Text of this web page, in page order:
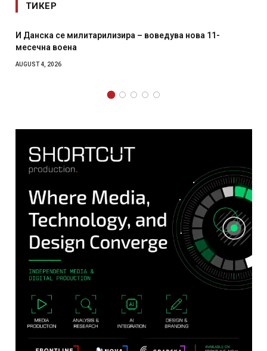
ТИКЕР
– воведува нова 11-
Уште двајца починаа од